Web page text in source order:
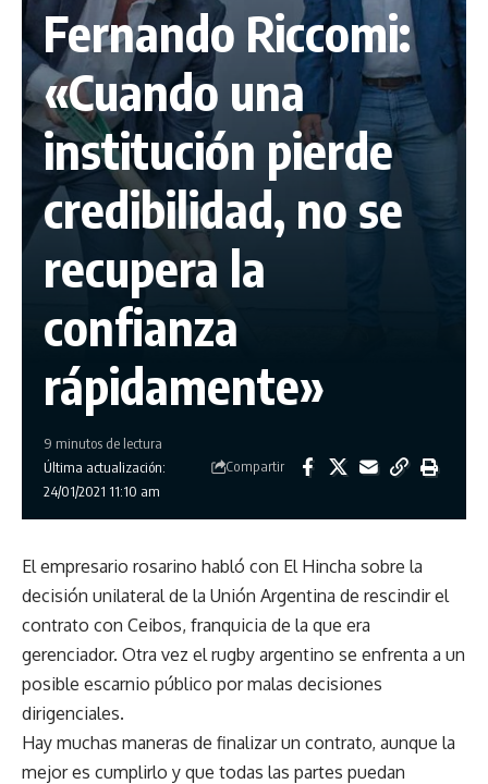
Fernando Riccomi:
«Cuando una
institución pierde
credibilidad, no se
recupera la
confianza
rápidamente»
Última actualización:
24/01/2021 11:10 am
9 minutos de lectura
Compartir
El empresario rosarino habló con El Hincha sobre la
decisión unilateral de la Unión Argentina de rescindir el
contrato con Ceibos, franquicia de la que era
gerenciador. Otra vez el rugby argentino se enfrenta a un
posible escarnio público por malas decisiones
dirigenciales.
Hay muchas maneras de finalizar un contrato, aunque la
mejor es cumplirlo y que todas las partes puedan